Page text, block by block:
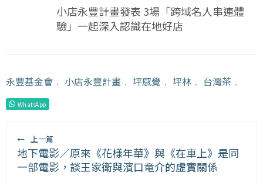
小店永豐計畫發表 3場「跨域名人串連體
驗」一起深入認識在地好店
永豐基金會 ﹒ 小店永豐計畫 ﹒ 坪感覺 ﹒ 坪林 ﹒ 台灣茶 ﹒
WhatsApp
← 上一篇
地下電影／原來《花樣年華》與《在車上》是同
一部電影，談王家衛與濱口竜介的虛實關係